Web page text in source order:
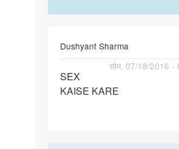
Dushyant Sharma
सोम, 07/18/2016 -
SEX
KAISE
SEX
KAISE KARE